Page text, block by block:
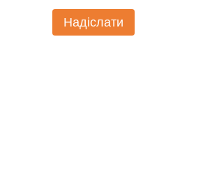
Надіслати